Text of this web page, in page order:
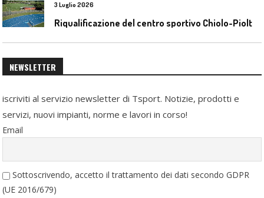
3 Luglio 2026
NEWSLETTER
iscriviti al servizio newsletter di Tsport. Notizie, prodotti e
servizi, nuovi impianti, norme e lavori in corso!
Email
Sottoscrivendo, accetto il trattamento dei dati secondo GDPR
(UE 2016/679)